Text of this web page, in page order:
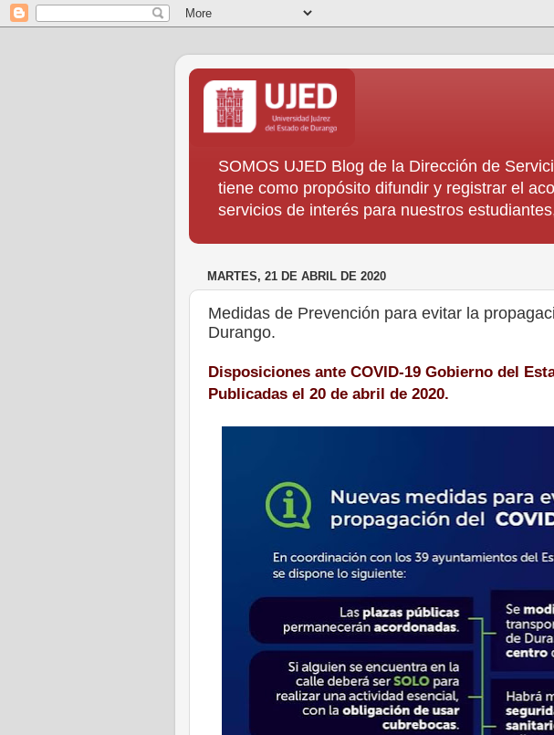
SOMOS UJED Blog de la Dirección de
tiene como propósito difundir y registrar el
servicios de interés para nuestros
MARTES, 21 DE ABRIL DE 2020
Medidas de Prevención para evitar la
Durango.
Disposiciones ante COVID-19 Gobierno del
Publicadas el 20 de abril de 2020.